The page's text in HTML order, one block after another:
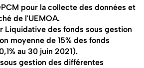
pour la collecte des données et
de l'UEMOA.
Liquidative des fonds sous gestion
moyenne de 15% des fonds
au 30 juin 2021).
gestion des différentes